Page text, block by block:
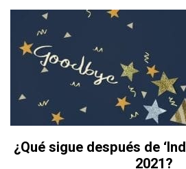
¿Qué sigue después de
2021?